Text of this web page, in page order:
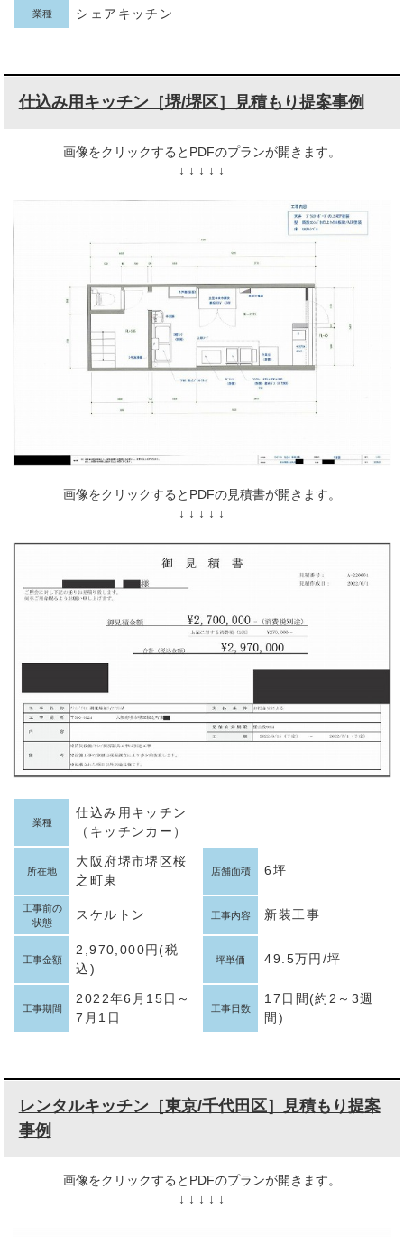
業種 シェアキッチン
仕込み用キッチン［堺/堺区］見積もり提案事例
画像をクリックするとPDFのプランが開きます。
↓ ↓ ↓ ↓ ↓
画像をクリックするとPDFの見積書が開きます。
↓ ↓ ↓ ↓ ↓
業種
仕込み用キッチン
（キッチンカー）
所在地
大阪府堺市堺区桜
之町東
店舗面積 6坪
工事前の
状態
スケルトン 工事内容 新装工事
工事金額
2,970,000円(税
込)
坪単価 49.5万円/坪
工事期間
2022年6月15日～
7月1日
工事日数
17日間(約2～3週
間)
レンタルキッチン［東京/千代田区］見積もり提案
事例
画像をクリックするとPDFのプランが開きます。
↓ ↓ ↓ ↓ ↓